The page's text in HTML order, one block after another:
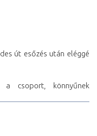
út esőzés után eléggé
csoport, könnyűnek